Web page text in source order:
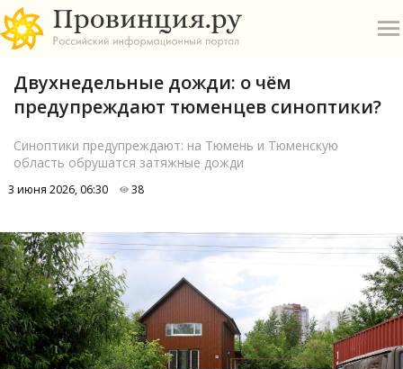
А
Б
В
Р
Двухнедельные дожди: о чём
предупреждают тюменцев синоптики?
Синоптики предупреждают: на Тюмень и Тюменскую
область обрушатся затяжные дожди
3 июня 2026, 06:30 38